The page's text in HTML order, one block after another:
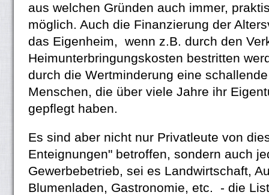
aus welchen Gründen auch immer,
möglich. Auch die Finanzierung der
das Eigenheim, wenn z.B. durch den
Heimunterbringungskosten bestritten
durch die Wertminderung eine
Menschen, die über viele Jahre ihr
gepflegt haben.
Es sind aber nicht nur Privatleute von
Enteignungen" betroffen, sondern auch
Gewerbebetrieb, sei es Landwirtschaft,
Blumenladen, Gastronomie, etc. - die